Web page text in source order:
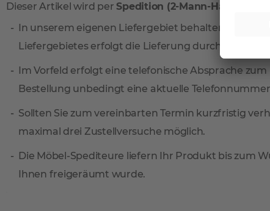
Dieser Artikel wird per Spedition (2-Mann-Handling)
In unserem eigenen Liefergebiet behalten wir uns
Liefergebietes erfolgt die Lieferung durch unseren
Im Vorfeld erfolgt eine telefonische Absprache
Bestellung unbedingt eine aktuelle
Sollten Sie zum vereinbarten Termin kurzfristig
maximal drei Zustellversuche möglich.
Die Möbel-Spediteure liefern Ihr Produkt bis zum
Ihnen freigeräumt wurde.